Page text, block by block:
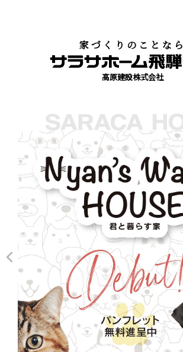
家づくりのことなら
高原建設株式会社